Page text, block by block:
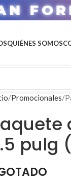
QUIÉNES SOMOS
Promocionales
pulg